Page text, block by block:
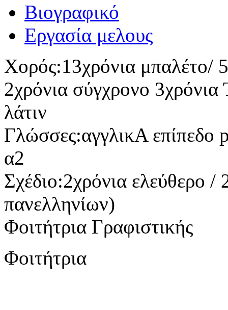
Βιογραφικό
Εργασία μελους
Χορός:13χρόνια μπαλέτο/
2χρόνια σύγχρονο
λάτιν
Γλώσσες:αγγλικΑ επίπεδο
α2
Σχέδιο:2χρόνια ελεύθερο /
πανελληνίων)
Φοιτήτρια Γραφιστικής
Φοιτήτρια